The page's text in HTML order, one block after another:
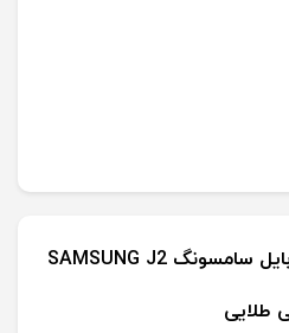
تاچ ال سی دی گوشی موبایل سامسونگ SAMSUNG J2